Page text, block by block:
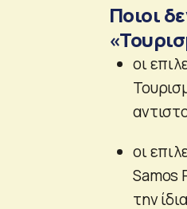
Ποιοι
οι
οι
Samos
την